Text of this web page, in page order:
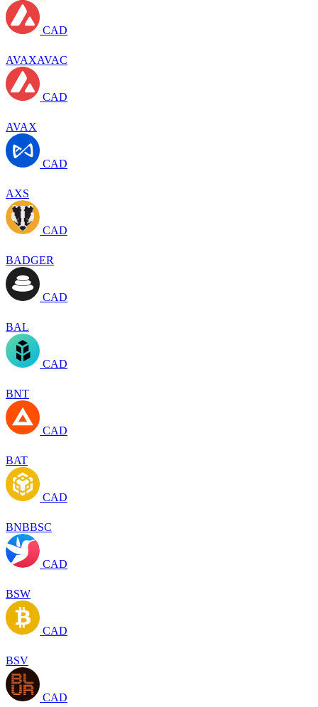
CAD
AVAXAVAC
CAD
AVAX
CAD
AXS
CAD
BADGER
CAD
BAL
CAD
BNT
CAD
BAT
CAD
BNBBSC
CAD
BSW
CAD
BSV
CAD